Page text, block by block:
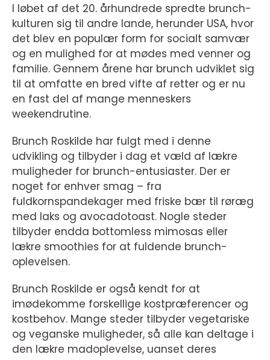
I løbet af det 20. århundrede spredte brunch-
kulturen sig til andre lande, herunder USA, hvor
det blev en populær form for socialt samvær
og en mulighed for at mødes med venner og
familie. Gennem årene har brunch udviklet sig
til at omfatte en bred vifte af retter og er nu
en fast del af mange menneskers
weekendrutine.
Brunch Roskilde har fulgt med i denne
udvikling og tilbyder i dag et væld af lækre
muligheder for brunch-entusiaster. Der er
noget for enhver smag – fra
fuldkornspandekager med friske bær til røræg
med laks og avocadotoast. Nogle steder
tilbyder endda bottomless mimosas eller
lækre smoothies for at fuldende brunch-
oplevelsen.
Brunch Roskilde er også kendt for at
imødekomme forskellige kostpræferencer og
kostbehov. Mange steder tilbyder vegetariske
og veganske muligheder, så alle kan deltage i
den lækre madoplevelse, uanset deres